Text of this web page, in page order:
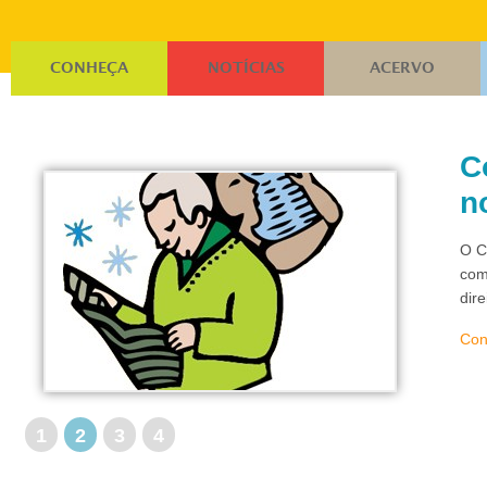
CONHEÇA NOTÍCIAS ACERVO
O
1 2 3 4